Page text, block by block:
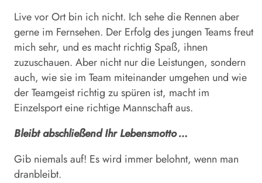
Live vor Ort bin ich nicht. Ich sehe die Rennen aber
gerne im Fernsehen. Der Erfolg des jungen Teams freut
mich sehr, und es macht richtig Spaß, ihnen
zuzuschauen. Aber nicht nur die Leistungen, sondern
auch, wie sie im Team miteinander umgehen und wie
der Teamgeist richtig zu spüren ist, macht im
Einzelsport eine richtige Mannschaft aus.
Bleibt abschließend Ihr Lebensmotto …
Gib niemals auf! Es wird immer belohnt, wenn man
dranbleibt.